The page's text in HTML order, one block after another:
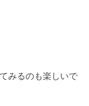
みるのも楽しいで